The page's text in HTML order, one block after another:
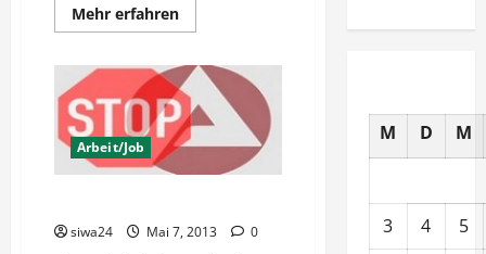
Mehr erfahrenMehr
Informationen
Arbeitslose
nach
Deutschland
eingeladen
Arbeit/Job
siwa24 Mai 7, 2013 0
M D M
3 4
5